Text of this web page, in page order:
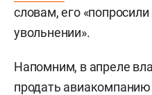
словам, его
увольнении».
Напомним, в апреле
продать авиакомпанию